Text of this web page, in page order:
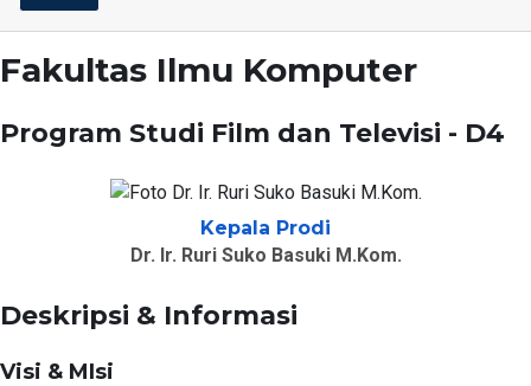
Fakultas Ilmu Komputer
Program Studi Film dan Televisi - D4
Kepala Prodi
Dr. Ir. Ruri Suko Basuki M.Kom.
Deskripsi & Informasi
Visi & MIsi